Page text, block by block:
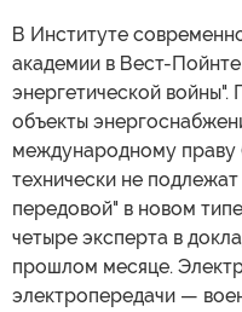
В Институте
академии в Вест-
энергетической
объекты
международному праву
технически не
передовой" в новом
четыре эксперта в
прошлом месяце.
электропередачи —